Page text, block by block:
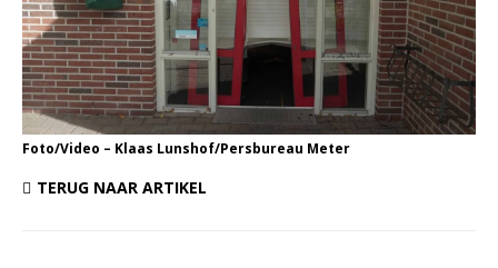
Foto/Video – Klaas Lunshof/Persbureau Meter
TERUG NAAR ARTIKEL